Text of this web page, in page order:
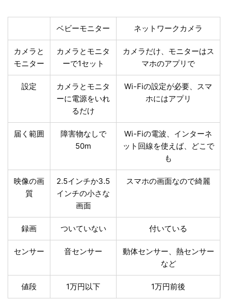
ベビーモニター ネットワークカメラ
カメラと
モニター
カメラとモニタ
ーで1セット
カメラだけ、モニターはス
マホのアプリで
設定
カメラとモニタ
ーに電源をいれ
るだけ
Wi-Fiの設定が必要、スマ
ホにはアプリ
届く範囲
障害物なしで
50m
Wi-Fiの電波、インターネ
ット回線を使えば、どこで
も
映像の画
質
2.5インチか3.5
インチの小さな
画面
スマホの画面なので綺麗
録画 ついていない 付いている
センサー 音センサー
動体センサー、熱センサー
など
値段 1万円以下 1万円前後